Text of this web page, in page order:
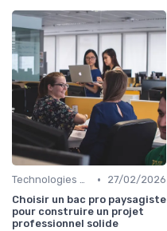
Technologies et informatique •
27/02/2026
Choisir un bac pro paysagiste
pour construire un projet
professionnel solide